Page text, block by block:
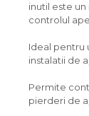
inutil este
controlul
Ideal pentru
instalatii de
Permite
pierderi de